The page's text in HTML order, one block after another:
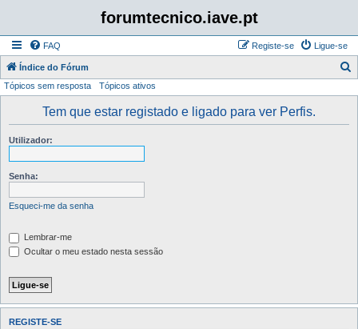
forumtecnico.iave.pt
FAQ Ligue-se
Registe-se
Índice do Fórum
Tópicos sem resposta Tópicos ativos
Tem que estar registado e ligado para ver Perfis.
Utilizador:
Senha:
Esqueci-me da senha
Lembrar-me
Ocultar o meu estado nesta sessão
REGISTE-SE